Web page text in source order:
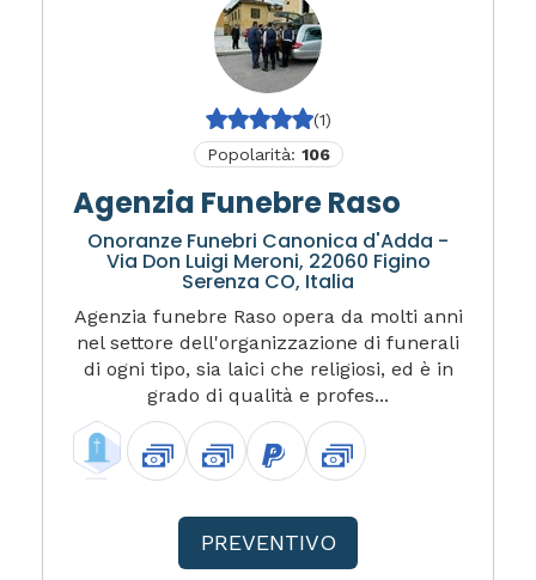
(1)
Popolarità: 106
Agenzia Funebre Raso
Onoranze Funebri Canonica d'Adda -
Via Don Luigi Meroni, 22060 Figino
Serenza CO, Italia
Agenzia funebre Raso opera da molti anni
nel settore dell'organizzazione di funerali
di ogni tipo, sia laici che religiosi, ed è in
grado di qualità e profes...
PREVENTIVO